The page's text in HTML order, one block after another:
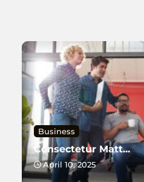
Business
Consectetur Matt...
April 10, 2025